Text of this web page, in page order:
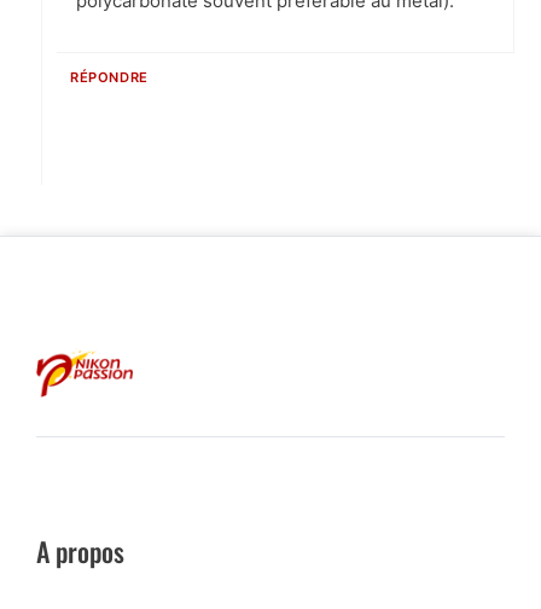
RÉPONDRE
A propos